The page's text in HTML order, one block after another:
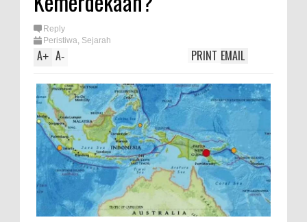
Manusia Punya
Reply
Peristiwa, Sejarah
A+ A- EMAIL
PRINT